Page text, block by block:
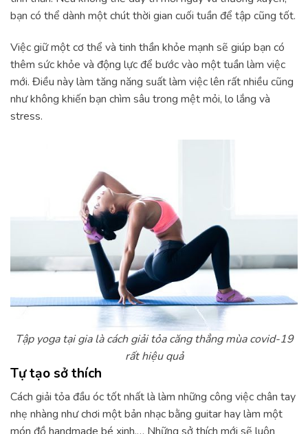
bạn có thể dành một chút thời gian cuối tuần để tập cũng tốt.
Việc giữ một cơ thể và tinh thần khỏe mạnh sẽ giúp bạn có
thêm sức khỏe và động lực để bước vào một tuần làm việc
mới. Điều này làm tăng năng suất làm việc lên rất nhiều cũng
như không khiến bạn chìm sâu trong mệt mỏi, lo lắng và
stress.
Tập yoga tại gia là cách giải tỏa căng thẳng mùa covid-19
rất hiệu quả
Tự tạo sở thích
Cách giải tỏa đầu óc tốt nhất là làm những công việc chân tay
nhẹ nhàng như chơi một bản nhạc bằng guitar hay làm một